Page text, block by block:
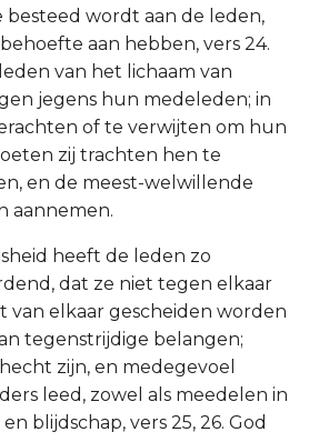
besteed wordt aan de leden,
aan hebben, vers 24.
van het lichaam van
jegens hun medeleden; in
of te verwijten om hun
zij trachten hen te
en de meest-welwillende
aannemen.
heeft de leden zo
dat ze niet tegen elkaar
van elkaar gescheiden worden
tegenstrijdige belangen;
zijn, en medegevoel
leed, zowel als meedelen in
blijdschap, vers 25, 26. God